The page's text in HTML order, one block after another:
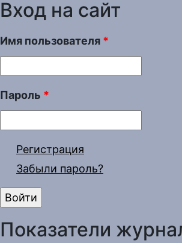
Вход на сайт
Имя пользователя *
Пароль *
Регистрация
Забыли пароль?
Показатели